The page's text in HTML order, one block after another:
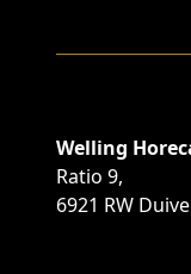
Welling
Ratio 9,
6921 RW